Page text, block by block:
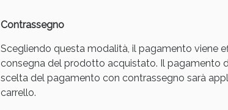
Contrassegno
Scegliendo questa modalità, il pagamento viene
consegna del prodotto acquistato. Il pagamento
scelta del pagamento con contrassegno sarà
carrello.
Anticellulite e